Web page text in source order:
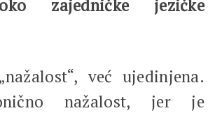
zajedničke jezičke
već ujedinjena.
nažalost, jer je